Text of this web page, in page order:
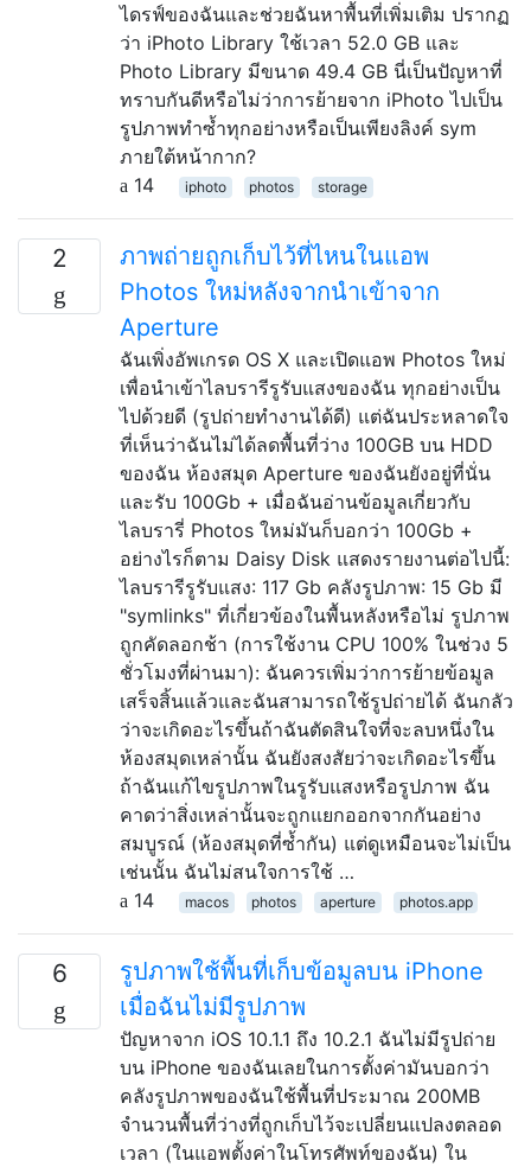
ไดรฟ์ของฉันและช่วยฉันหาพื้นที่เพิ่มเติม ปรากฏ
ว่า iPhoto Library ใช้เวลา 52.0 GB และ
Photo Library มีขนาด 49.4 GB นี่เป็นปัญหาที่
ทราบกันดีหรือไม่ว่าการย้ายจาก iPhoto ไปเป็น
รูปภาพทำซ้ำทุกอย่างหรือเป็นเพียงลิงค์ sym
ภายใต้หน้ากาก?
14
iphoto photos storage
2
ภาพถ่ายถูกเก็บไว้ที่ไหนในแอพ
Photos ใหม่หลังจากนำเข้าจาก
Aperture
ฉันเพิ่งอัพเกรด OS X และเปิดแอพ Photos ใหม่
เพื่อนำเข้าไลบรารีรูรับแสงของฉัน ทุกอย่างเป็น
ไปด้วยดี (รูปถ่ายทำงานได้ดี) แต่ฉันประหลาดใจ
ที่เห็นว่าฉันไม่ได้ลดพื้นที่ว่าง 100GB บน HDD
ของฉัน ห้องสมุด Aperture ของฉันยังอยู่ที่นั่น
และรับ 100Gb + เมื่อฉันอ่านข้อมูลเกี่ยวกับ
ไลบรารี่ Photos ใหม่มันก็บอกว่า 100Gb +
อย่างไรก็ตาม Daisy Disk แสดงรายงานต่อไปนี้:
ไลบรารีรูรับแสง: 117 Gb คลังรูปภาพ: 15 Gb มี
"symlinks" ที่เกี่ยวข้องในพื้นหลังหรือไม่ รูปภาพ
ถูกคัดลอกช้า (การใช้งาน CPU 100% ในช่วง 5
ชั่วโมงที่ผ่านมา): ฉันควรเพิ่มว่าการย้ายข้อมูล
เสร็จสิ้นแล้วและฉันสามารถใช้รูปถ่ายได้ ฉันกลัว
ว่าจะเกิดอะไรขึ้นถ้าฉันตัดสินใจที่จะลบหนึ่งใน
ห้องสมุดเหล่านั้น ฉันยังสงสัยว่าจะเกิดอะไรขึ้น
ถ้าฉันแก้ไขรูปภาพในรูรับแสงหรือรูปภาพ ฉัน
คาดว่าสิ่งเหล่านั้นจะถูกแยกออกจากกันอย่าง
สมบูรณ์ (ห้องสมุดที่ซ้ำกัน) แต่ดูเหมือนจะไม่เป็น
เช่นนั้น ฉันไม่สนใจการใช้ …
14
macos photos aperture photos.app
6
รูปภาพใช้พื้นที่เก็บข้อมูลบน iPhone
เมื่อฉันไม่มีรูปภาพ
ปัญหาจาก iOS 10.1.1 ถึง 10.2.1 ฉันไม่มีรูปถ่าย
บน iPhone ของฉันเลยในการตั้งค่ามันบอกว่า
คลังรูปภาพของฉันใช้พื้นที่ประมาณ 200MB
จำนวนพื้นที่ว่างที่ถูกเก็บไว้จะเปลี่ยนแปลงตลอด
เวลา (ในแอพตั้งค่าในโทรศัพท์ของฉัน) ใน